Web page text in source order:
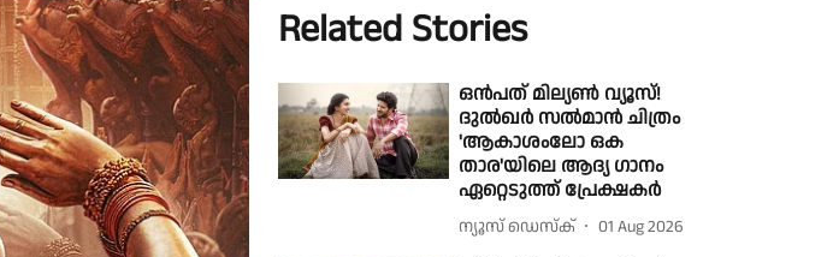
Related Stories
ഒൻപത് മില്യൺ വ്യൂസ്!
ദുൽഖർ സൽമാൻ ചിത്രം
'ആകാശംലോ ഒക
താര'യിലെ ആദ്യ ഗാനം
ഏറ്റെടുത്ത് പ്രേക്ഷകർ
ന്യൂസ് ഡെസ്ക് 01 Aug 2026